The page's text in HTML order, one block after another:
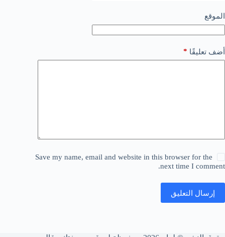
الموقع
أضف تعليقًا *
Save my name, email and website in this browser for the
next time I comment.
إرسال التعليق